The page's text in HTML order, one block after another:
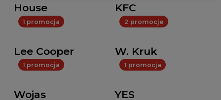
House KFC
1 promocja
Lee Cooper
2 promocje
W. Kruk
1 promocja
Wojas
1 promocja
YES